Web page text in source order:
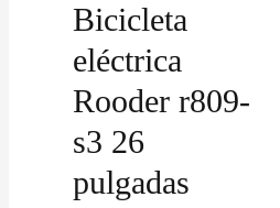
Bicicleta
eléctrica
Rooder r809-
s3 26
pulgadas